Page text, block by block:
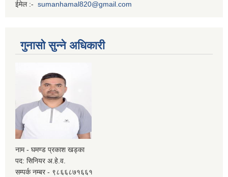
ईमेल :- sumanhamal820@gmail.com
गुनासो सुन्ने अधिकारी
नाम - घमण्ड प्रकाश खड्का
पद: सिनियर अ.हे.व.
सम्पर्क नम्बर - ९८६६८७१६६१